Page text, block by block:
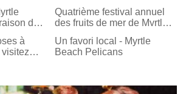
de
Quatrième festival annuel
des fruits de mer de Myrtle
2 novembre
à
Un favori local - Myrtle
Beach Pelicans